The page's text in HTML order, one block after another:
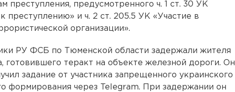
преступления, предусмотренного ч. 1 ст. 30 УК
преступлению» и ч. 2 ст. 205.5 УК «Участие в
организации».
РУ ФСБ по Тюменской области задержали жителя
готовившего теракт на объекте железной дороги. Он
задание от участника запрещенного украинского
формирования через Telegram. При задержании он